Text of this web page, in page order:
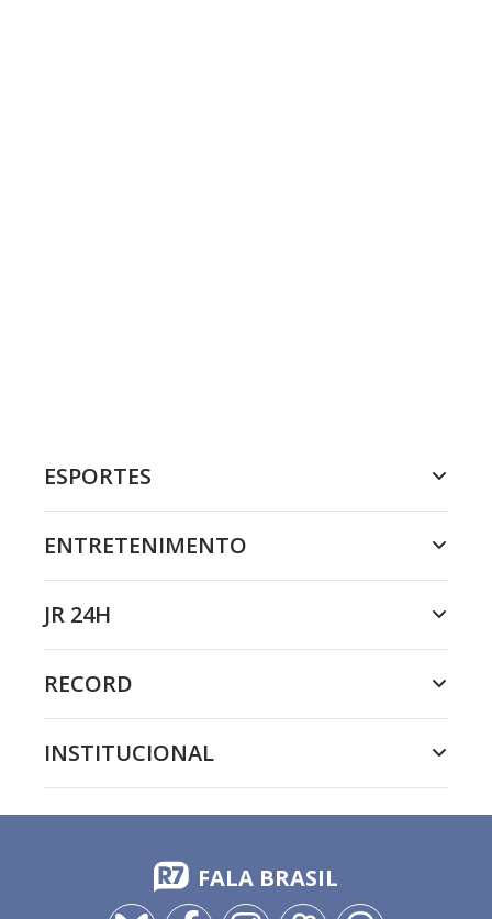
ESPORTES
ENTRETENIMENTO
JR 24H
RECORD
INSTITUCIONAL
FALA BRASIL